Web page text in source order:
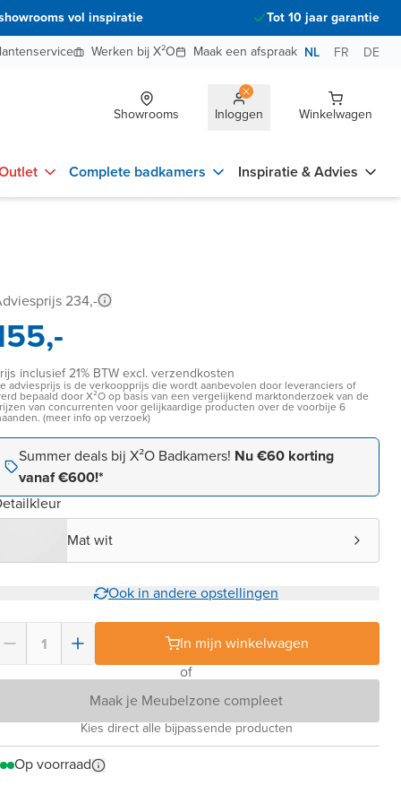
vol inspiratie
Tot 10 jaar garantie
Werken bij X²O Maak een afspraak NL FR DE
Showrooms Inloggen Winkelwagen
Complete badkamers Inspiratie & Advies
234,-
inclusief 21% BTW excl. verzendkosten
adviesprijs is de verkoopprijs die wordt aanbevolen door leveranciers of
bepaald door X²O op basis van een vergelijkend marktonderzoek van de
van concurrenten voor gelijkaardige producten over de voorbije 6
(meer info op verzoek)
Summer deals bij X²O Badkamers! Nu €60 korting
vanaf €600!*
Mat wit
Ook in andere opstellingen
In mijn winkelwagen
of
Maak je Meubelzone compleet
Kies direct alle bijpassende producten
Op voorraad